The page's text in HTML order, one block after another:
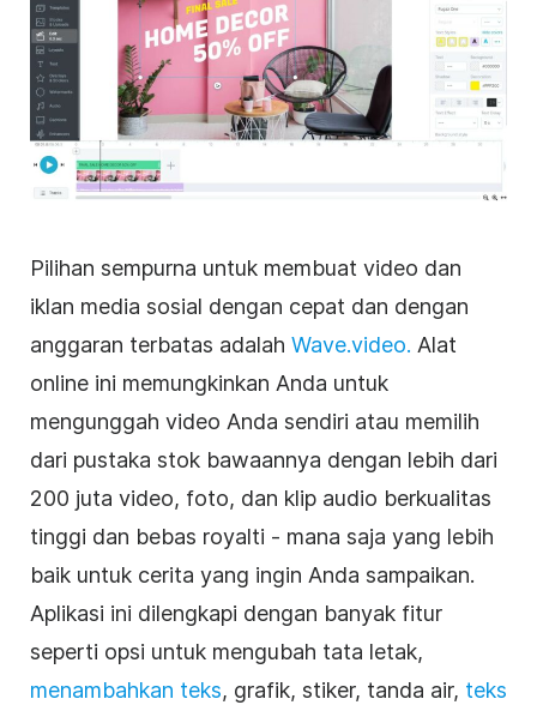
Pilihan sempurna untuk membuat video dan
iklan media sosial dengan cepat dan dengan
anggaran terbatas adalah Wave.video. Alat
online ini memungkinkan Anda untuk
mengunggah video Anda sendiri atau memilih
dari pustaka stok bawaannya dengan lebih dari
200 juta video, foto, dan klip audio berkualitas
tinggi dan bebas royalti - mana saja yang lebih
baik untuk cerita yang ingin Anda sampaikan.
Aplikasi ini dilengkapi dengan banyak fitur
seperti opsi untuk mengubah tata letak,
menambahkan teks, grafik, stiker, tanda air, teks